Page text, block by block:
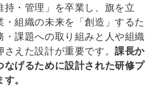
・管理」を卒業し、旗を立
組織の未来を「創造」するた
課題への取り組みと人や組織
さえた設計が重要です。課長か
なげるために設計された研修プ
。